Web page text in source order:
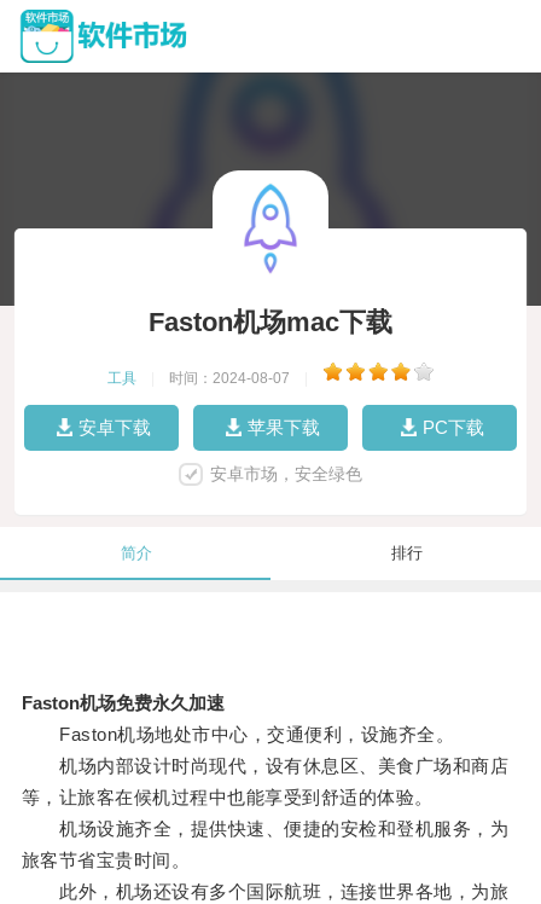
Faston机场mac下载
工具 时间：2024-08-07
安卓下载 苹果下载 PC下载
安卓市场，安全绿色
简介 排行
Faston机场免费永久加速
Faston机场地处市中心，交通便利，设施齐全。
机场内部设计时尚现代，设有休息区、美食广场和商店
等，让旅客在候机过程中也能享受到舒适的体验。
机场设施齐全，提供快速、便捷的安检和登机服务，为
旅客节省宝贵时间。
此外，机场还设有多个国际航班，连接世界各地，为旅